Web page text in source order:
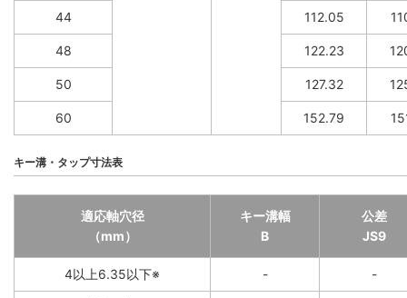
44 112.05
48 122.23
50 127.32
60 152.79
キー溝・タップ寸法表
適応軸穴径
（mm）
キー溝幅
B
公差
JS9
4以上6.35以下※ - -